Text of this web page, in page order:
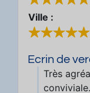
Ville :
Ecrin de
Très